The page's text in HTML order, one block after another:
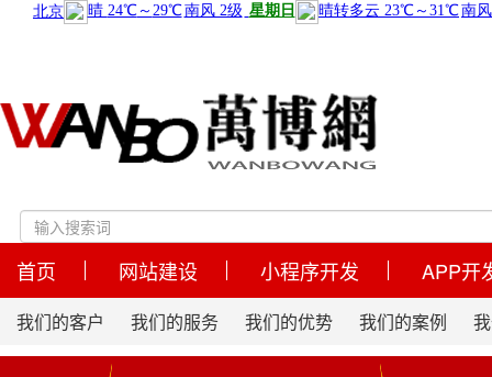
首页 网站建设 小程序开发 APP开
我们的客户 我们的服务 我们的优势 我们的案例